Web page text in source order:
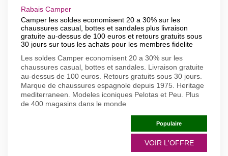
Rabais Camper
Camper les soldes economisent 20 a 30% sur les
chaussures casual, bottes et sandales plus livraison
gratuite au-dessus de 100 euros et retours gratuits sous
30 jours sur tous les achats pour les membres fidelite
Les soldes Camper economisent 20 a 30% sur les
chaussures casual, bottes et sandales. Livraison gratuite
au-dessus de 100 euros. Retours gratuits sous 30 jours.
Marque de chaussures espagnole depuis 1975. Heritage
mediterraneen. Modeles iconiques Pelotas et Peu. Plus
de 400 magasins dans le monde
Populaire
VOIR L'OFFRE